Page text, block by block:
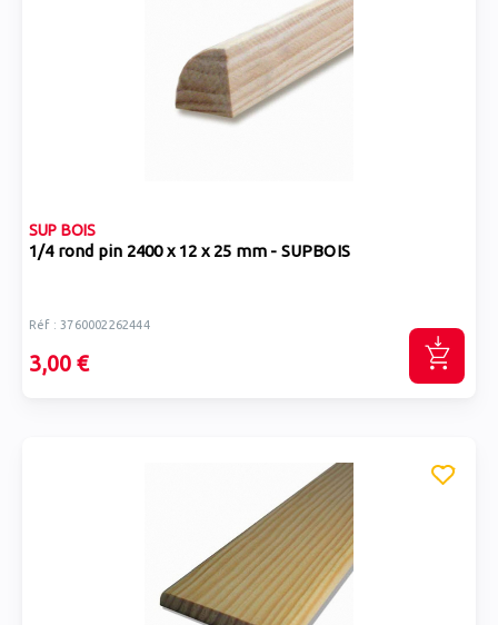
SUP BOIS
1/4 rond pin 2400 x 12 x 25 mm - SUPBOIS
Réf : 3760002262444
3,00 €